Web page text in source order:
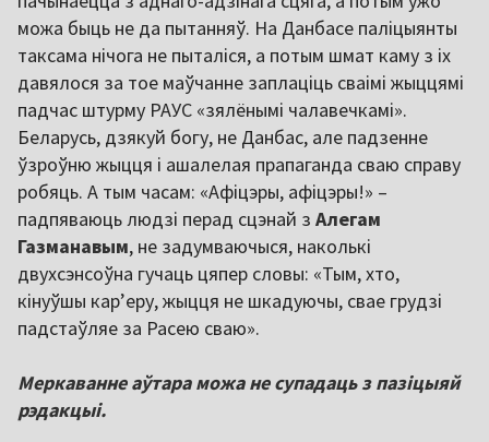
можа быць не да пытанняў. На Данбасе паліцыянты
таксама нічога не пыталіся, а потым шмат каму з іх
давялося за тое маўчанне заплаціць сваімі жыццямі
падчас штурму РАУС «зялёнымі чалавечкамі».
Беларусь, дзякуй богу, не Данбас, але падзенне
ўзроўню жыцця і ашалелая прапаганда сваю справу
робяць. А тым часам: «Афіцэры, афіцэры!» –
падпяваюць людзі перад сцэнай з Алегам
Газманавым, не задумваючыся, наколькі
двухсэнсоўна гучаць цяпер словы: «Тым, хто,
кінуўшы карʼеру, жыцця не шкадуючы, свае грудзі
падстаўляе за Расею сваю».
Меркаванне аўтара можа не супадаць з пазіцыяй
рэдакцыі.